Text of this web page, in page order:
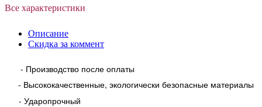
Все характеристики
Описание
Скидка за коммент
- Производство после оплаты
- Высококачественные, экологически безопасные материалы
- Ударопрочный